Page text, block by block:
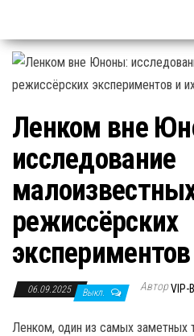
Ленком вне
исследование
режиссёрских
06.09.2025 Выкл. АвторVIP-
Ленком, один из самых заметных